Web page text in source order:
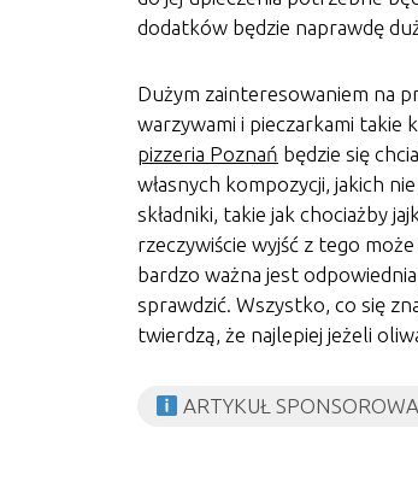
dodatków będzie naprawdę
Dużym zainteresowaniem na
warzywami i pieczarkami takie
pizzeria Poznań będzie się
własnych kompozycji, jakich
składniki, takie jak chociażby
rzeczywiście wyjść z tego
bardzo ważna jest
sprawdzić. Wszystko, co się
twierdzą, że najlepiej jeżeli
ARTYKUŁ